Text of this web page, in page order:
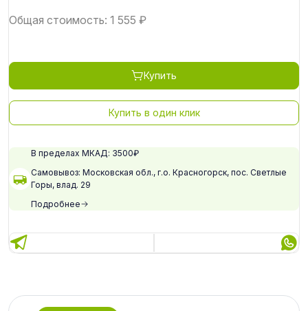
Общая стоимость: 1 555 ₽
Купить
Купить в один клик
В пределах МКАД: 3500₽
Самовывоз: Московская обл., г.о. Красногорск, пос. Светлые
Горы, влад. 29
Подробнее